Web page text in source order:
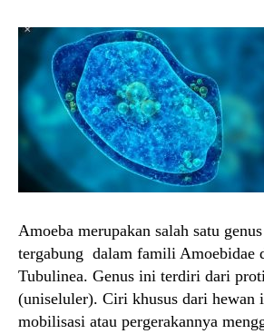
Amoeba merupakan salah satu
tergabung dalam famili Amoebidae
Tubulinea. Genus ini terdiri dari
(uniseluler). Ciri khusus dari hewan
mobilisasi atau pergerakannya